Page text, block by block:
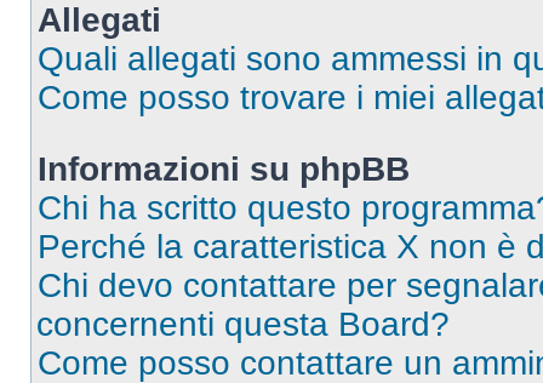
Allegati
Quali allegati sono ammessi in
Come posso trovare i miei
Informazioni su phpBB
Chi ha scritto questo
Perché la caratteristica X non è
Chi devo contattare per
concernenti questa Board?
Come posso contattare un